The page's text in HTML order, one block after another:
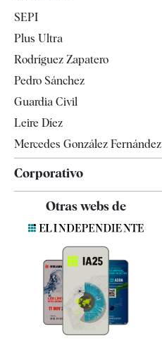
Televisión
SEPI
Plus Ultra
Rodríguez Zapatero
Pedro Sánchez
Guardia Civil
Leire Díez
Mercedes González Fernández
Corporativo
Quiénes somos
Especificaciones
Otras webs de